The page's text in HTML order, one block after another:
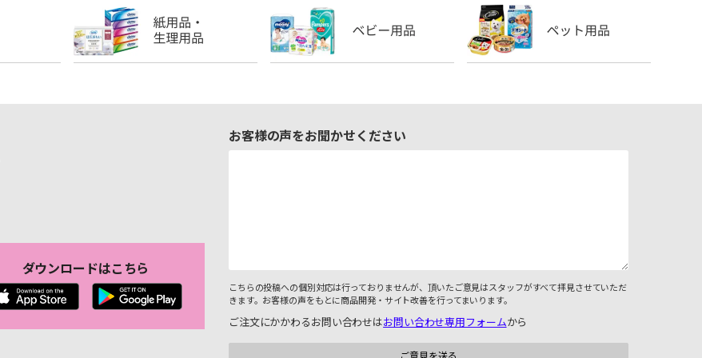
ダウンロードはこちら
お客様の声をお聞かせください
こちらの投稿への個別対応は行っておりませんが、頂いたご意見はスタッフがすべて拝見させていただ
きます。お客様の声をもとに商品開発・サイト改善を行ってまいります。
ご注文にかかわるお問い合わせはお問い合わせ専用フォームから